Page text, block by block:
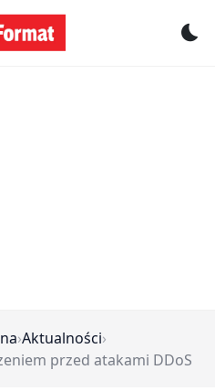
›Aktualności›
przed atakami DDoS